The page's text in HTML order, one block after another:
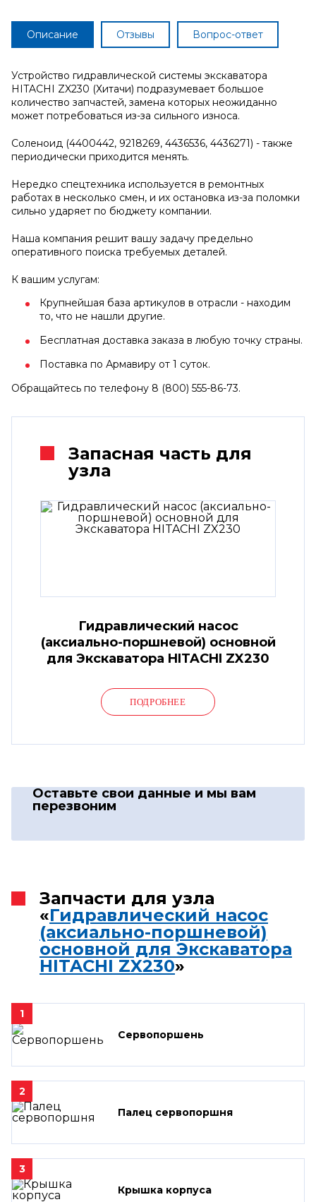
Описание Отзывы Вопрос-ответ
Устройство гидравлической системы экскаватора
HITACHI ZX230 (Хитачи) подразумевает большое
количество запчастей, замена которых неожиданно
может потребоваться из-за сильного износа.
Соленоид (4400442, 9218269, 4436536, 4436271) - также
периодически приходится менять.
Нередко спецтехника используется в ремонтных
работах в несколько смен, и их остановка из-за поломки
сильно ударяет по бюджету компании.
Наша компания решит вашу задачу предельно
оперативного поиска требуемых деталей.
К вашим услугам:
Крупнейшая база артикулов в отрасли - находим
то, что не нашли другие.
Бесплатная доставка заказа в любую точку страны.
Поставка по Армавиру от 1 суток.
Обращайтесь по телефону 8 (800) 555-86-73.
Запасная часть для
узла
Гидравлический насос
(аксиально-поршневой) основной
для Экскаватора HITACHI ZX230
ПОДРОБНЕЕ
Оставьте свои данные и мы вам
перезвоним
Запчасти для узла
«Гидравлический насос
(аксиально-поршневой)
основной для Экскаватора
HITACHI ZX230»
1
Сервопоршень
2
Палец сервопоршня
3
Крышка корпуса